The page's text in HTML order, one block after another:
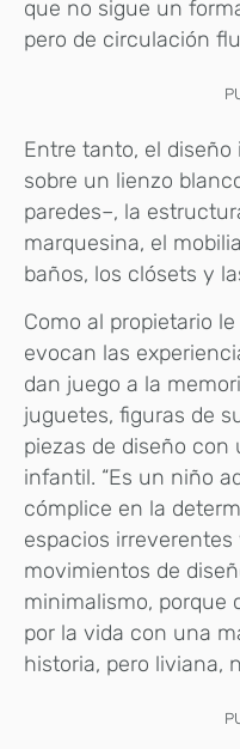
que no sigue un
pero de circulación
Entre tanto, el
sobre un lienzo
paredes–, la
marquesina, el
baños, los clósets y
Como al propietario
evocan las
dan juego a la
juguetes, figuras de
piezas de diseño
infantil. “Es un niño
cómplice en la
espacios irreverentes
movimientos de
minimalismo, porque
por la vida con una
historia, pero liviana,